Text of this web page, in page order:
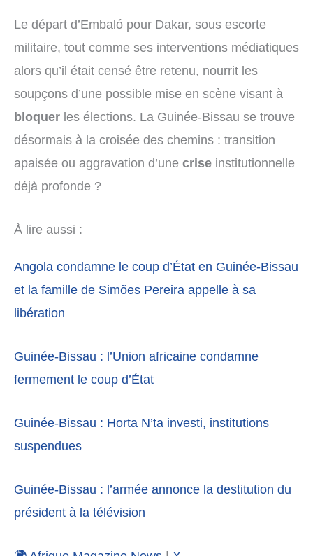
Le départ d’Embaló pour Dakar, sous escorte
militaire, tout comme ses interventions médiatiques
alors qu’il était censé être retenu, nourrit les
soupçons d’une possible mise en scène visant à
bloquer les élections. La Guinée-Bissau se trouve
désormais à la croisée des chemins : transition
apaisée ou aggravation d’une crise institutionnelle
déjà profonde ?
À lire aussi :
Angola condamne le coup d’État en Guinée-Bissau
et la famille de Simões Pereira appelle à sa
libération
Guinée-Bissau : l’Union africaine condamne
fermement le coup d’État
Guinée-Bissau : Horta N’ta investi, institutions
suspendues
Guinée-Bissau : l’armée annonce la destitution du
président à la télévision